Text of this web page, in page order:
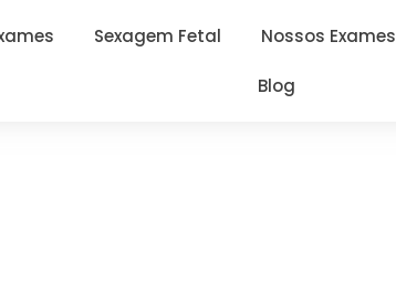
Sexagem Fetal Nossos Exames
Blog